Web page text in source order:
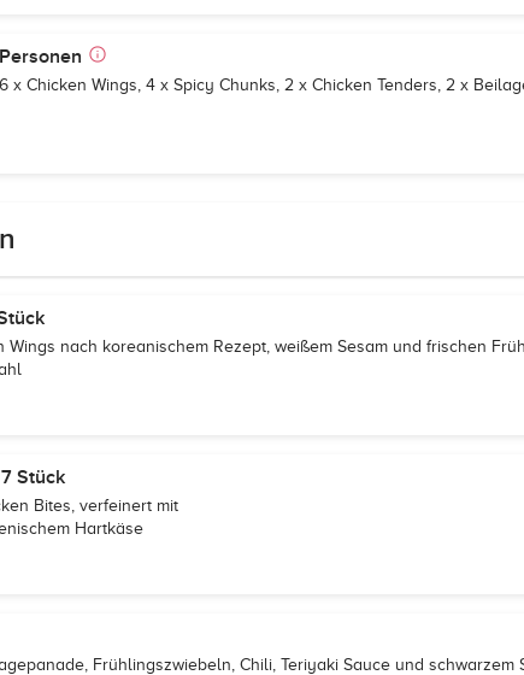
x Chicken Wings, 4 x Spicy Chunks, 2 x Chicken Tenders, 2 x
Wings nach koreanischem Rezept, weißem Sesam und frischen
Stück
Bites, verfeinert mit
Hartkäse
Frühlingszwiebeln, Chili, Teriyaki Sauce und schwarzem